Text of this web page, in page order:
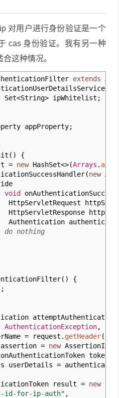
对用户进行身份验证是一个
cas 身份验证。我有另一种
这种情况。
extends
<
Set<String> ipWhitelist ;
appProperty;
( )
{
= newHashSet<>(Arrays .
(new
void onAuthenticationSuccess
nothing
( )
{
;
attemptAuthentication
AuthenticationException,
= request. getHeader(
= newAssertionImpl
token
=
result = new
id-for-ip-auth" ,